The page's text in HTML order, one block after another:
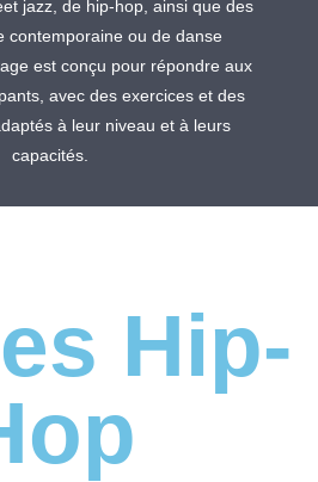
jazz, de hip-hop, ainsi que des
contemporaine ou de danse
est conçu pour répondre aux
avec des exercices et des
à leur niveau et à leurs
capacités.
Hip-